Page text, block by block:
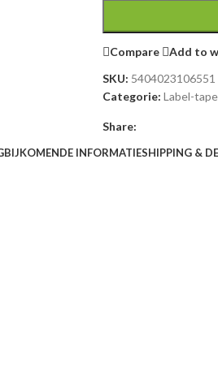
Compare
Add to
SKU: 5404023106551
Categorie: Label-
Share:
BIJKOMENDE INFORMATIESHIPPING &